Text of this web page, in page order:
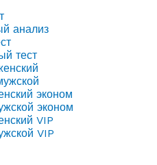
анализ
тест
эконом
эконом
VIP
VIP